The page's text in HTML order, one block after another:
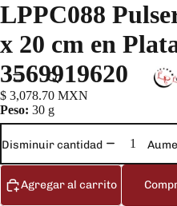
LPPC088
x 20 cm en
3569919620
$ 3,078.70 MXN
Peso: 30 g
Disminuir cantidad
Agregar al carrito